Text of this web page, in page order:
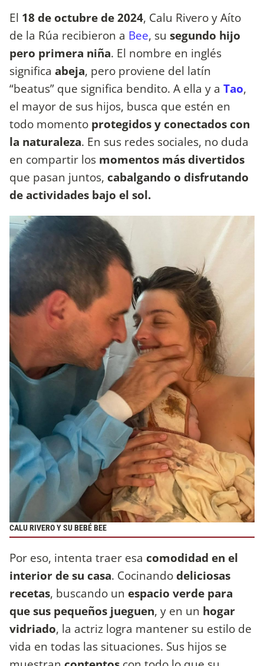
El 18 de octubre de 2024, Calu Rivero y Aíto
de la Rúa recibieron a Bee, su segundo hijo
pero primera niña. El nombre en inglés
significa abeja, pero proviene del latín
“beatus” que significa bendito. A ella y a Tao,
el mayor de sus hijos, busca que estén en
todo momento protegidos y conectados con
la naturaleza. En sus redes sociales, no duda
en compartir los momentos más divertidos
que pasan juntos, cabalgando o disfrutando
de actividades bajo el sol.
CALU RIVERO Y SU BEBÉ BEE
Por eso, intenta traer esa comodidad en el
interior de su casa. Cocinandodeliciosas
recetas, buscando un espacio verde para
que sus pequeños jueguen, y en un hogar
vidriado, la actriz logra mantener su estilo de
vida en todas las situaciones. Sus hijos se